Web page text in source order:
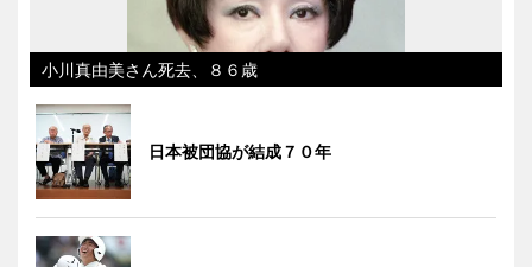
小川真由美さん死去、８６歳
日本被団協が結成７０年